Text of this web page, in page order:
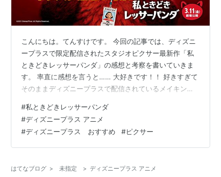
こんにちは。てんすけです。 今回の記事では、ディズニ
ープラスで限定配信されたスタジオピクサー最新作「私
ときどきレッサーパンダ」の感想と考察を書いていきま
す。 率直に感想を言うと…… 大好きです！！ 好きすぎて
そのままディズニープラスで配信されているメイキング
その上で思ったことをこちらに書いていきたいと思いま
す。 考察部分はネタバレとなりますので、未視聴の方は
ご注意を。 「私ときどきレッサーパンダ」はDisnyプラ
スで見ることができます。 disneyplus.disney.co.jp
#私ときどきレッサーパンダ
#ディズニープラス アニメ
#ディズニープラス おすすめ #ピクサー
はてなブログ > 未指定 > ディズニープラス アニメ